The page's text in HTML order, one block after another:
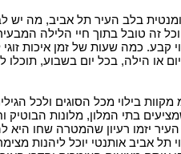
בלב העיר תל אביב, מה
וכל זה טובל בתוך חיי הלילה
קבע. כמה שעות של זמן איכות
או הילה, בכל יום בשבוע,
בילוי מכל הסוגים ולכל
בתי המלון, מלונות
יזמו רעיון שהמטרה שחו היא
תל אביב אותנטי יוכל ליהנות